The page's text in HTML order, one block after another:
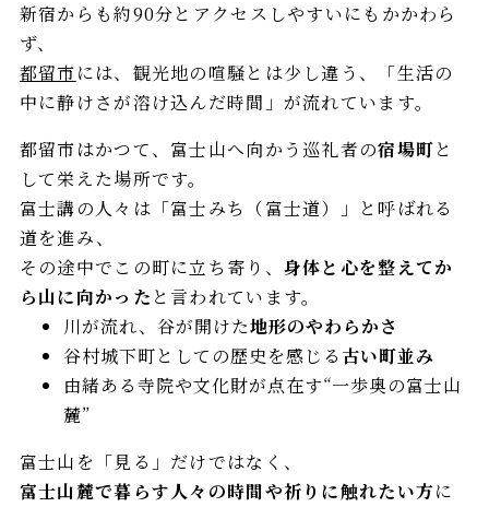
新宿からも約90分とアクセスしやすいにもかかわら
ず、
都留市には、観光地の喧騒とは少し違う、「生活の
中に静けさが溶け込んだ時間」が流れています。
都留市はかつて、富士山へ向かう巡礼者の宿場町と
して栄えた場所です。
富士講の人々は「富士みち（富士道）」と呼ばれる
道を進み、
その途中でこの町に立ち寄り、 身体と心を整えてか
ら山に向かった と言われています。
川が流れ、谷が開けた地形のやわらかさ
谷村城下町としての歴史を感じる 古い町並み
由緒ある寺院や文化財が点在す“一歩奥の富士山
麓”
富士山を「見る」だけではなく、
富士山麓で暮らす人々の時間や祈りに触れたい方に